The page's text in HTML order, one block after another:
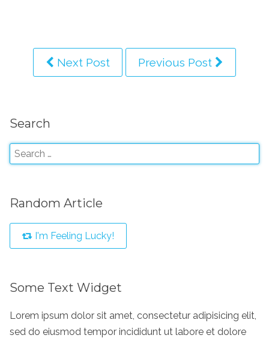
Next Post Previous Post
Search
Random Article
I'm Feeling Lucky!
Some Text Widget
Lorem ipsum dolor sit amet, consectetur adipisicing elit,
sed do eiusmod tempor incididunt ut labore et dolore